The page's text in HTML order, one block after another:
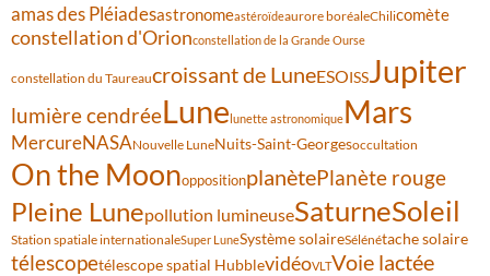
amas des Pléiadesastronomeastéroïdeaurore boréaleChilicomète
constellation d'Orionconstellation de la Grande Ourse
constellation du Taureaucroissant de LuneESOISSJupiter
lumière cendréeLunelunette astronomiqueMars
MercureNASANouvelle LuneNuits-Saint-Georgesoccultation
On the MoonoppositionplanètePlanète rouge
Pleine Lunepollution lumineuseSaturneSoleil
Station spatiale internationaleSuper LuneSystème solaireSélénétache solaire
télescopetélescope spatial HubblevidéoVLTVoie lactée